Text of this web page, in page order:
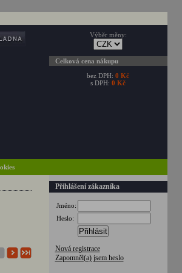
Výběr měny:
Celková cena nákupu
bez DPH: 0 Kč
s DPH: 0 Kč
Přihlášení zákazníka
Jméno:
Heslo:
Přihlásit
Nová registrace
Zapomněl(a) jsem heslo